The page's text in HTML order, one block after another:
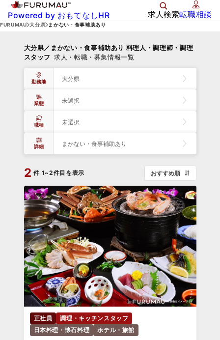
Powered by おもてなしHR 求人検索転職相談
FURUMAU 大分県 まかない・食事補助あり
大分県／まかない・食事補助あり 料理人・調理師・調理
スタッフ 求人・転職・募集情報一覧
勤務地 大分県
業態 未選択
職種 未選択
詳細 まかない・食事補助あり
2 件 1~2件目を表示 おすすめ順
正社員
調理・キッチンスタッフ
日本料理・懐石料理
ホテル・旅館